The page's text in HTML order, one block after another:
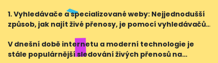
svých oficiálních stránkách na sociálních sít
1. Vyhledávače a specializované weby: Nejjednodušší
způsob, jak najít živé přenosy, je pomocí vyhledávačů
zájmem (např. fotbalový zápas, živý kon
V dnešní době internetu a moderní technologie je
stále populárnější sledování živých přenosů na